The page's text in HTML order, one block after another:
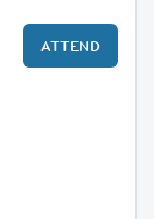
ATTEND